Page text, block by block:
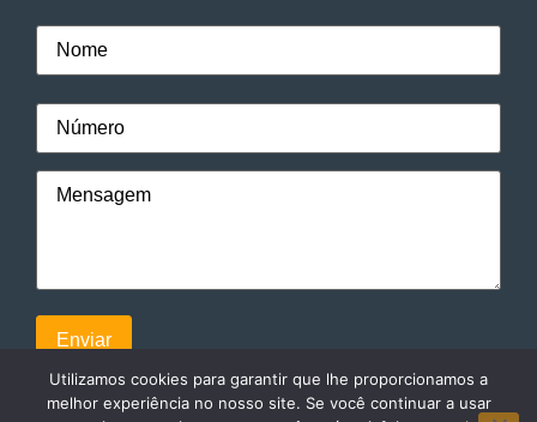
Utilizamos cookies para garantir que lhe proporcionamos a
melhor experiência no nosso site. Se você continuar a usar